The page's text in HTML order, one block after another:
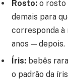
Rosto: o rosto
demais para
corresponda à
anos — depois.
Íris: bebês
o padrão da